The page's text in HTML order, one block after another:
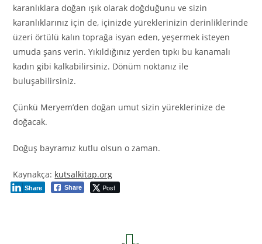
karanlıklara doğan ışık olarak doğduğunu ve sizin
karanlıklarınız için de, içinizde yüreklerinizin derinliklerinde
üzeri örtülü kalın toprağa isyan eden, yeşermek isteyen
umuda şans verin. Yıkıldığınız yerden tıpkı bu kanamalı
kadın gibi kalkabilirsiniz. Dönüm noktanız ile
buluşabilirsiniz.
Çünkü Meryem’den doğan umut sizin yüreklerinize de
doğacak.
Doğuş bayramız kutlu olsun o zaman.
Kaynakça: kutsalkitap.org
Share Post
Share